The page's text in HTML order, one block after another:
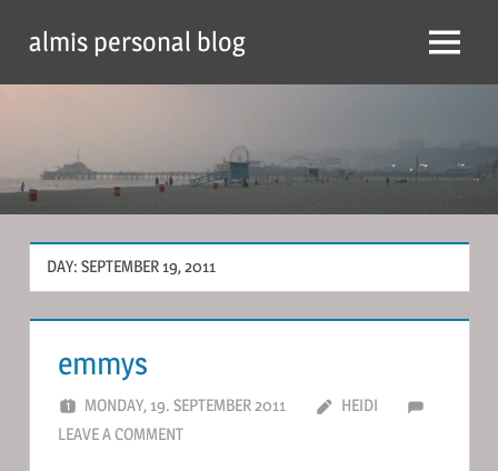
content
almis personal blog Menu
DAY: SEPTEMBER 19, 2011
emmys
MONDAY, 19. SEPTEMBER 2011
HEIDI
LEAVE A COMMENT